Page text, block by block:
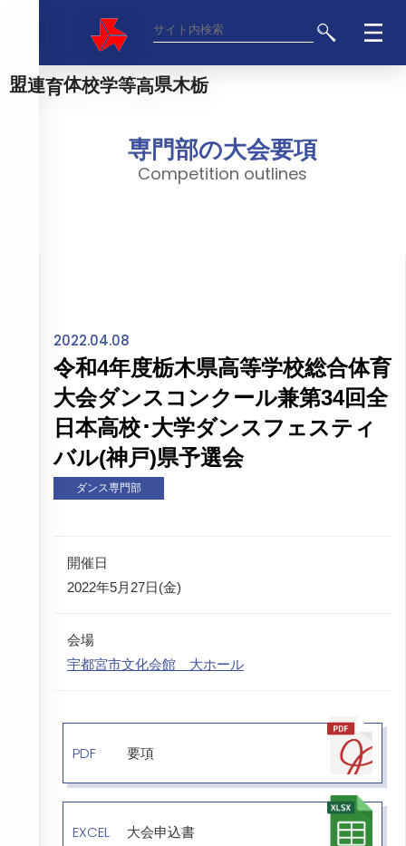
専門部の大会要項
Competition outlines
2022.04.08
令和4年度栃木県高等学校総合体育
大会ダンスコンクール兼第34回全
日本高校･大学ダンスフェスティ
バル(神戸)県予選会
ダンス専門部
開催日
2022年5月27日(金)
会場
宇都宮市文化会館 大ホール
PDF 要項
EXCEL 大会申込書